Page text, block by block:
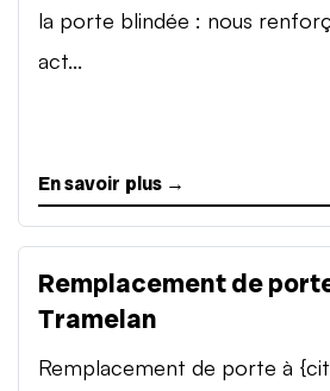
la porte blindée : nous
act...
En savoir plus →
Remplacement de
Tramelan
Remplacement de porte à